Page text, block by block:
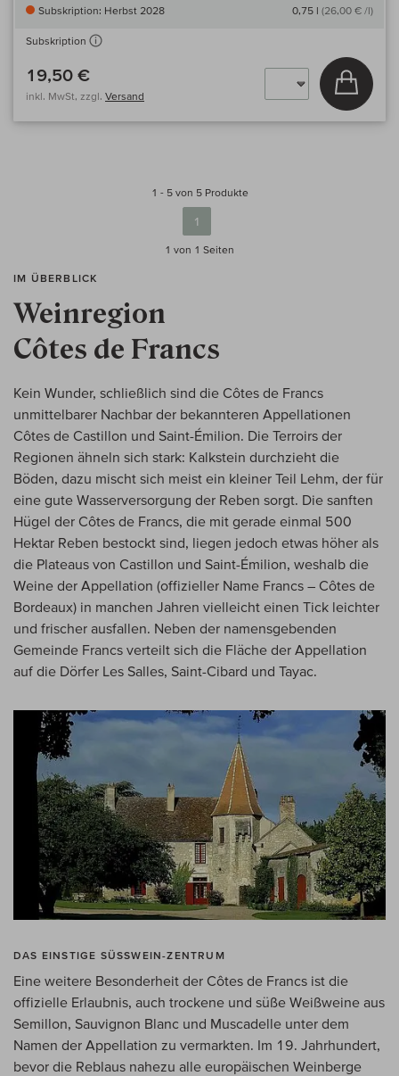
Subskription: Herbst 2028 0,75 l (26,00 € /l)
Subskription
19,50 €
inkl. MwSt, zzgl. Versand
In
1 - 5 von 5 Produkte
1
1 von 1 Seiten
IM ÜBERBLICK
Weinregion
Côtes de Francs
Kein Wunder, schließlich sind die Côtes de Francs
unmittelbarer Nachbar der bekannteren Appellationen
Côtes de Castillon und Saint-Émilion. Die Terroirs der
Regionen ähneln sich stark: Kalkstein durchzieht die
Böden, dazu mischt sich meist ein kleiner Teil Lehm, der für
eine gute Wasserversorgung der Reben sorgt. Die sanften
Hügel der Côtes de Francs, die mit gerade einmal 500
Hektar Reben bestockt sind, liegen jedoch etwas höher als
die Plateaus von Castillon und Saint-Émilion, weshalb die
Weine der Appellation (offizieller Name Francs – Côtes de
Bordeaux) in manchen Jahren vielleicht einen Tick leichter
und frischer ausfallen. Neben der namensgebenden
Gemeinde Francs verteilt sich die Fläche der Appellation
auf die Dörfer Les Salles, Saint-Cibard und Tayac.
DAS EINSTIGE SÜSSWEIN-ZENTRUM
Eine weitere Besonderheit der Côtes de Francs ist die
offizielle Erlaubnis, auch trockene und süße Weißweine aus
Semillon, Sauvignon Blanc und Muscadelle unter dem
Namen der Appellation zu vermarkten. Im 19. Jahrhundert,
bevor die Reblaus nahezu alle europäischen Weinberge